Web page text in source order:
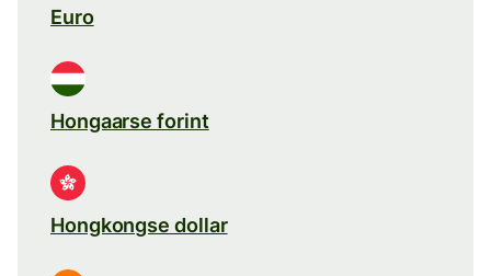
Euro
Hongaarse forint
Hongkongse dollar